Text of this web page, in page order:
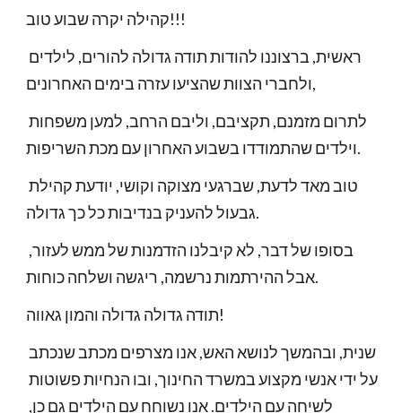
קהילה יקרה שבוע טוב!!!
ולחברי הצוות שהציעו עזרה בימים האחרונים,
לתרום מזמנם, תקציבם, וליבם הרחב, למען משפחות
וילדים שהתמודדו בשבוע האחרון עם מכת השריפות.
טוב מאד לדעת, שברגעי מצוקה וקושי, יודעת קהילת
גבעול להעניק בנדיבות כל כך גדולה.
אבל ההירתמות נרשמה, ריגשה ושלחה כוחות.
תודה גדולה גדולה והמון גאווה!
שנית, ובהמשך לנושא האש, אנו מצרפים מכתב שנכתב
על ידי אנשי מקצוע במשרד החינוך, ובו הנחיות פשוטות